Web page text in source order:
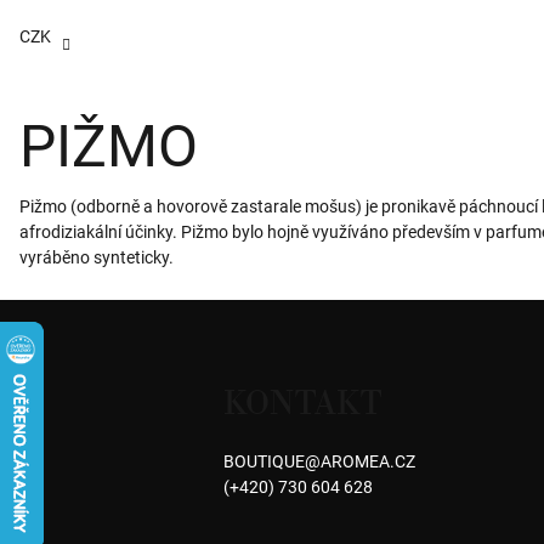
CZK
PIŽMO
Pižmo (odborně a hovorově zastarale mošus) je pronikavě
afrodiziakální účinky. Pižmo bylo hojně využíváno především v
vyráběno synteticky.
Z
á
p
a
t
BOUTIQUE@AROMEA.CZ
(+420) 730 604 628